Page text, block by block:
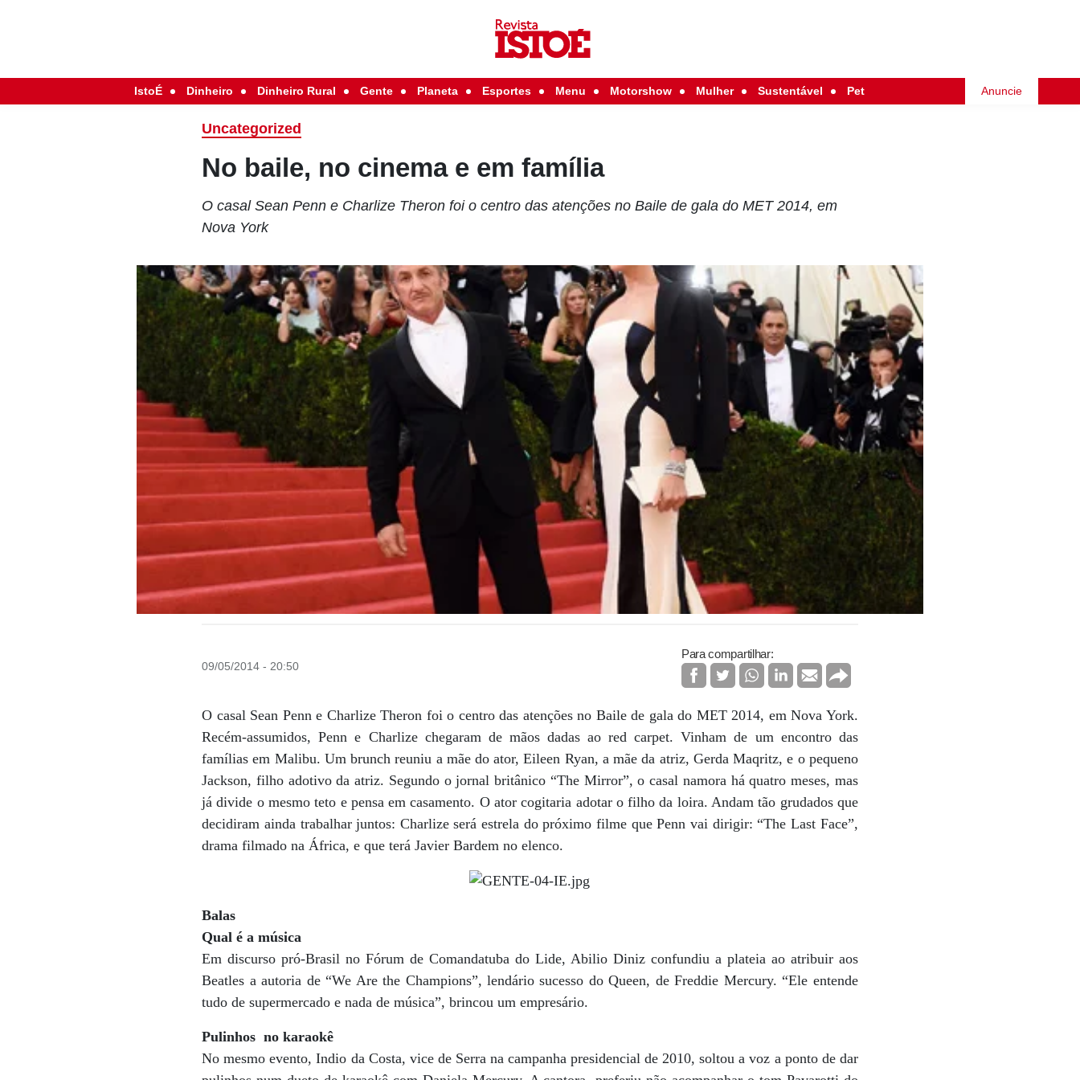
IstoÉ Dinheiro Dinheiro Rural Gente Planeta Esportes Menu Motorshow Mulher Sustentável Pet Anuncie
Uncategorized
No baile, no cinema e em família
O casal Sean Penn e Charlize Theron foi o centro das atenções no Baile de gala do MET 2014, em
Nova York
09/05/2014 - 20:50
Para compartilhar:
O casal Sean Penn e Charlize Theron foi o centro das atenções no Baile de gala do MET 2014, em Nova York.
Recém-assumidos, Penn e Charlize chegaram de mãos dadas ao red carpet. Vinham de um encontro das
famílias em Malibu. Um brunch reuniu a mãe do ator, Eileen Ryan, a mãe da atriz, Gerda Maqritz, e o pequeno
Jackson, filho adotivo da atriz. Segundo o jornal britânico “The Mirror”, o casal namora há quatro meses, mas
já divide o mesmo teto e pensa em casamento. O ator cogitaria adotar o filho da loira. Andam tão grudados que
decidiram ainda trabalhar juntos: Charlize será estrela do próximo filme que Penn vai dirigir: “The Last Face”,
drama filmado na África, e que terá Javier Bardem no elenco.
Balas
Qual é a música
Em discurso pró-Brasil no Fórum de Comandatuba do Lide, Abilio Diniz confundiu a plateia ao atribuir aos
Beatles a autoria de “We Are the Champions”, lendário sucesso do Queen, de Freddie Mercury. “Ele entende
tudo de supermercado e nada de música”, brincou um empresário.
Pulinhos no karaokê
No mesmo evento, Indio da Costa, vice de Serra na campanha presidencial de 2010, soltou a voz a ponto de dar